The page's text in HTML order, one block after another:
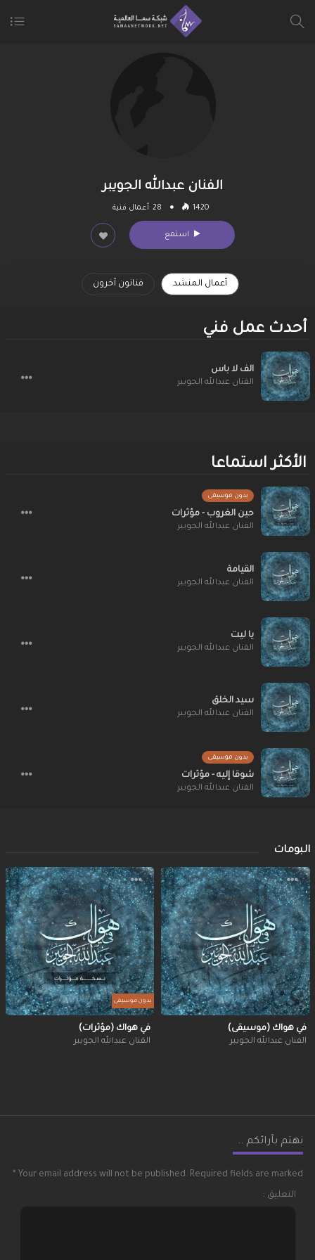
الفنان عبدالله الجويبر
1420
28 أعمال فنية
استمع
أعمال المنشد فنانون آخرون
أحدث عمل فني
الف لا باس
الفنان عبدالله الجويبر
الأكثر استماعا
بدون موسيقى
حين الغروب - مؤثرات
الفنان عبدالله الجويبر
القيامة
الفنان عبدالله الجويبر
يا ليت
الفنان عبدالله الجويبر
سيد الخلق
الفنان عبدالله الجويبر
بدون موسيقى
شوقا إليه - مؤثرات
الفنان عبدالله الجويبر
البومات
في هواك (موسيقى)
الفنان عبدالله الجويبر
بدون موسيقى
في هواك (مؤثرات)
الفنان عبدالله الجويبر
نهتم بآرائكم ..
Your email address will not be published. Required fields are marked
*
التعليق :